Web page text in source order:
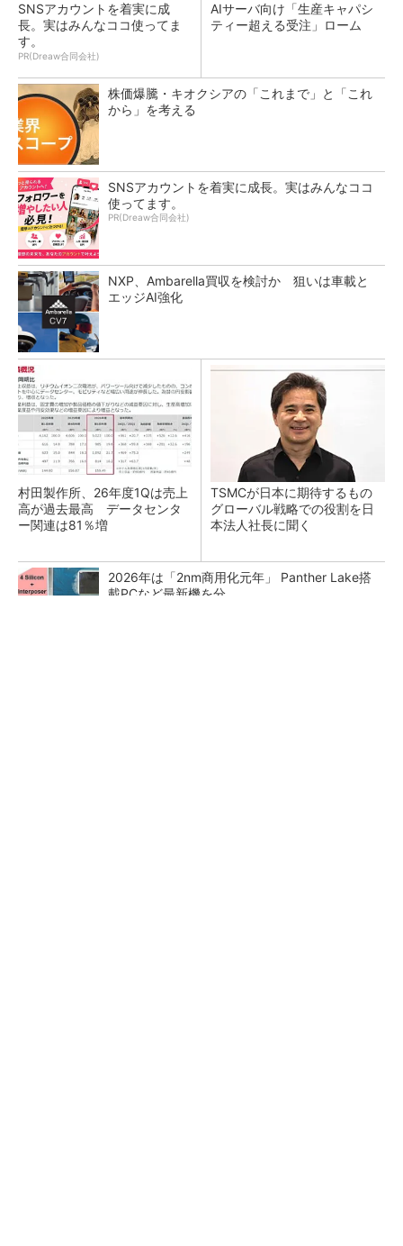
SNSアカウントを着実に成
長。実はみんなココ使ってま
す。
PR(Dreaw合同会社)
AIサーバ向け「生産キャパシ
ティー超える受注」ローム
株価爆騰・キオクシアの「これまで」と「これ
から」を考える
SNSアカウントを着実に成長。実はみんなココ
使ってます。
PR(Dreaw合同会社)
NXP、Ambarella買収を検討か 狙いは車載と
エッジAI強化
村田製作所、26年度1Qは売上
高が過去最高 データセンタ
ー関連は81％増
TSMCが日本に期待するもの
グローバル戦略での役割を日
本法人社長に聞く
2026年は「2nm商用化元年」 Panther Lake搭
載PCなど最新機を分...